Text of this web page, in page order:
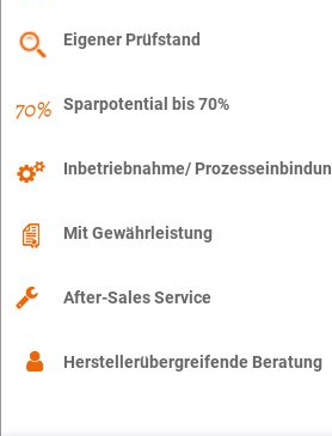
Eigener Prüfstand
Sparpotential bis 70%
Inbetriebnahme/
Mit Gewährleistung
After-Sales Service
Herstellerübergreifende Beratung